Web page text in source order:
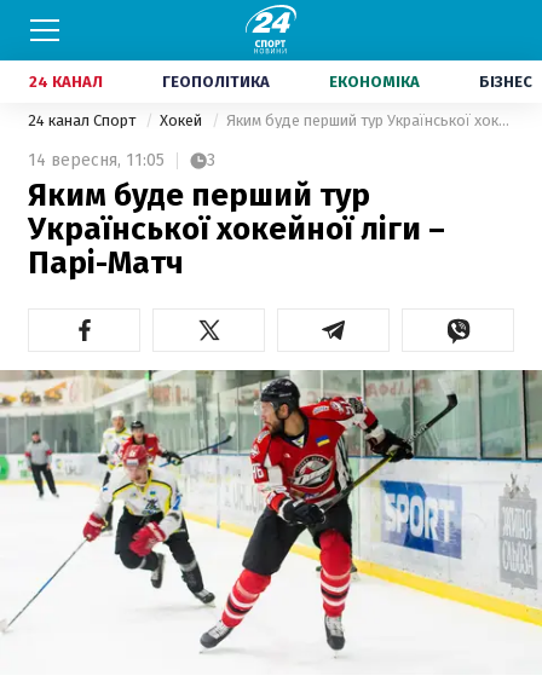
24 КАНАЛ ГЕОПОЛІТИКА ЕКОНОМІКА БІЗНЕС
24 канал Спорт Хокей Яким буде перший тур Української хокейної ліги – Парі-Матч
14 вересня, 11:05 3
Яким буде перший тур
Української хокейної ліги –
Парі-Матч